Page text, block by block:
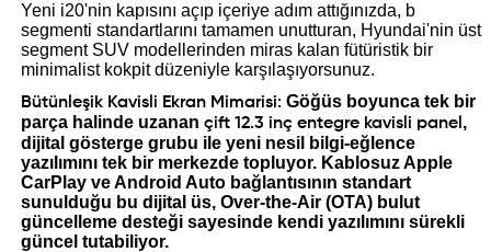
Yeni i20'nin kapısını açıp içeriye adım attığınızda, b
segmenti standartlarını tamamen unutturan, Hyundai'nin üst
segment SUV modellerinden miras kalan fütüristik bir
minimalist kokpit düzeniyle karşılaşıyorsunuz.
Bütünleşik Kavisli Ekran Mimarisi: Göğüs boyunca tek bir
parça halinde uzanançift 12.3 inç entegre kavisli panel ,
dijital gösterge grubu ile yeni nesil bilgi-eğlence
yazılımını tek bir merkezde topluyor. Kablosuz Apple
CarPlay ve Android Auto bağlantısının standart
sunulduğu bu dijital üs, Over-the-Air (OTA) bulut
güncelleme desteği sayesinde kendi yazılımını sürekli
güncel tutabiliyor.